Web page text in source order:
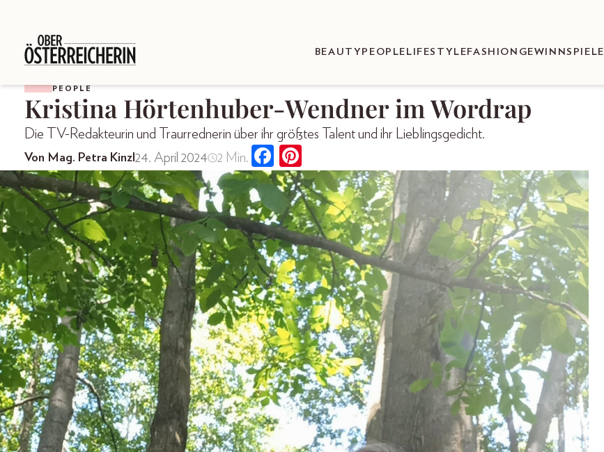
BEAUTY PEOPLE LIFESTYLEFASHION GEWINNSPIELE
PEOPLE
Kristina Hörtenhuber-Wendner im Wordrap
Die TV-Redakteurin und Traurrednerin über ihr größtes Talent und ihr Lieblingsgedicht.
Von Mag. Petra Kinzl 24. April 2024 2 Min.